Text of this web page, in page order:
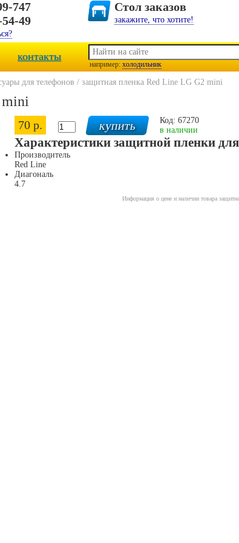
747
49
Стол заказов
закажите, что хотите!
контакты
например: холодильник
для телефонов / защитная пленка Red Line LG G2 mini
mini
70 р.
Код: 67270
в наличии
Характеристики защитной пленки
Производитель
Red Line
Диагональ
4.7
Информация о цене и наличии товара